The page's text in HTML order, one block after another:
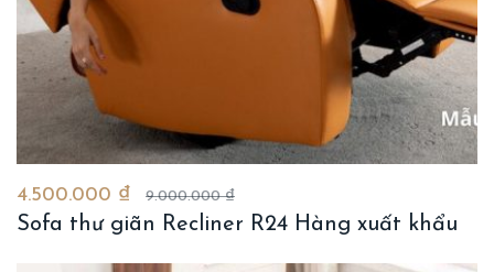
4.500.000 ₫ 9.000.000 ₫
Sofa thư giãn Recliner R24 Hàng xuất khẩu